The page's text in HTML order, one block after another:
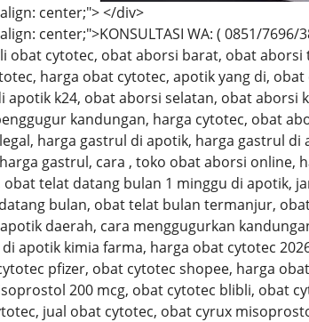
center;"> </div>
center;">KONSULTASI WA: ( 0851/
obat cytotec, obat aborsi barat, obat
harga obat cytotec, apotik yang di,
apotik k24, obat aborsi selatan, obat
kandungan, harga cytotec, obat
harga gastrul di apotik, harga gastrul
gastrul, cara , toko obat aborsi online,
telat datang bulan 1 minggu di apotik,
bulan, obat telat bulan termanjur,
daerah, cara menggugurkan
apotik kimia farma, harga obat cytotec
pfizer, obat cytotec shopee, harga
200 mcg, obat cytotec blibli, obat
jual obat cytotec, obat cyrux